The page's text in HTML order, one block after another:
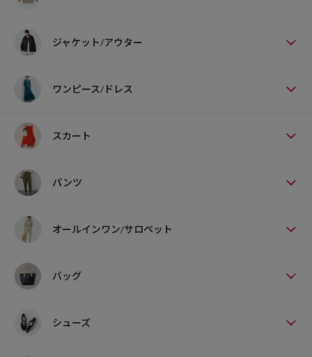
ジャケット/アウター
ワンピース/ドレス
スカート
パンツ
オールインワン/サロペット
バッグ
シューズ